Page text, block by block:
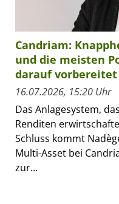
Candriam:
und die meisten
darauf vorbereitet
16.07.2026, 15:20 Uhr
Das Anlagesystem,
Renditen
Schluss kommt
Multi-Asset bei
zur...